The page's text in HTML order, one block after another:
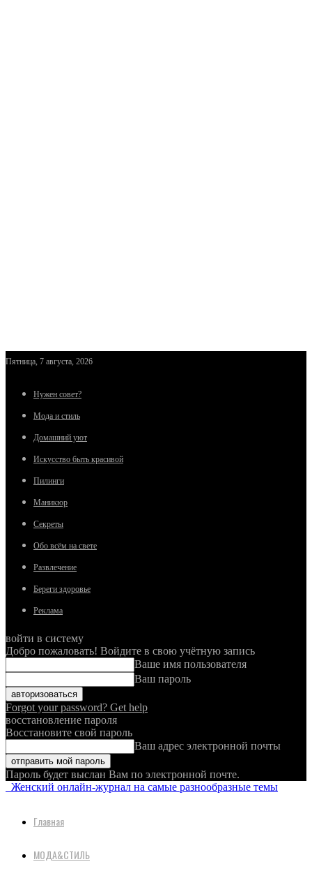
Пятница, 7 августа, 2026
Нужен совет?
Мода и стиль
Домашний уют
Искусство быть красивой
Пилинги
Маникюр
Секреты
Обо всём на свете
Развлечение
Береги здоровье
Реклама
войти в систему
Добро пожаловать! Войдите в свою учётную запись
Ваше имя пользователя
Ваш пароль
Forgot your password? Get help
восстановление пароля
Восстановите свой пароль
Ваш адрес электронной почты
Пароль будет выслан Вам по электронной почте.
Женский онлайн-журнал на самые разнообразные темы
Главная
МОДА&СТИЛЬ